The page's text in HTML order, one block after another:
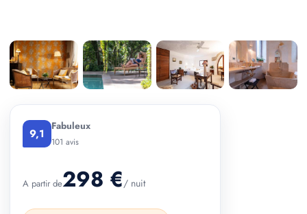
9,1 Fabuleux
101 avis
A partir de298 €/ nuit